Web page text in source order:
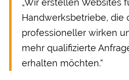
Handwerksbetriebe, die
professioneller wirken
mehr qualifizierte
erhalten möchten.“